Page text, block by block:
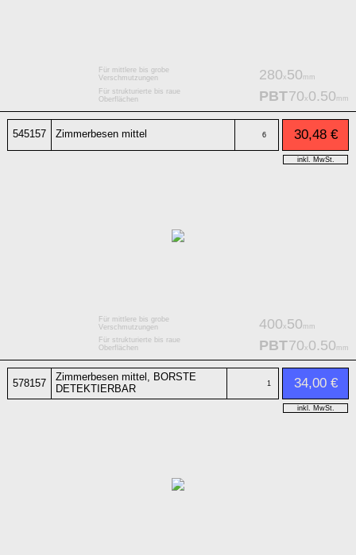
Für mittlere bis grobe
Verschmutzungen
Für strukturierte bis raue
Oberflächen
280x 50 mm
PBT70x 0.50 mm
545157 Zimmerbesen mittel 6 30,48 €
inkl. MwSt.
Für mittlere bis grobe
Verschmutzungen
Für strukturierte bis raue
Oberflächen
400 x 50 mm
PBT70 x 0.50 mm
578157
Zimmerbesen mittel, BORSTE
DETEKTIERBAR
1 34,00 €
inkl. MwSt.